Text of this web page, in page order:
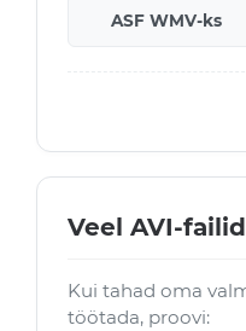
ASF WMV-ks
Veel AVI-
Kui tahad oma
töötada, proovi: